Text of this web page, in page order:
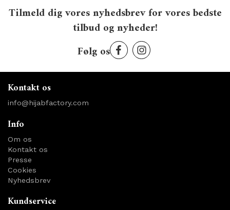
Tilmeld dig vores nyhedsbrev for vores bedste
tilbud og nyheder!
Følg os
Kontakt os
info@hijabfactory.com
Info
Om os
Kontakt os
Presse
Cookies
Nyhedsbrev
Kundservice